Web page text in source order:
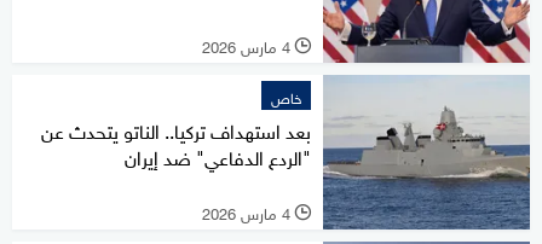
l 4 مارس 2026
خاص
بعد استهداف تركيا.. الناتو يتحدث عن
"الردع الدفاعي" ضد إيران
l 4 مارس 2026